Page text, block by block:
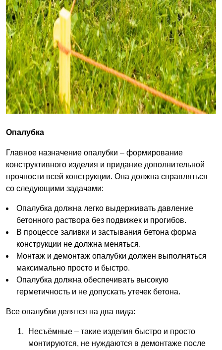
Опалубка
Главное назначение опалубки – формирование
конструктивного изделия и придание дополнительной
прочности всей конструкции. Она должна справляться
со следующими задачами:
Опалубка должна легко выдерживать давление
бетонного раствора без подвижек и прогибов.
В процессе заливки и застывания бетона форма
конструкции не должна меняться.
Монтаж и демонтаж опалубки должен выполняться
максимально просто и быстро.
Опалубка должна обеспечивать высокую
герметичность и не допускать утечек бетона.
Все опалубки делятся на два вида:
Несъёмные – такие изделия быстро и просто
монтируются, не нуждаются в демонтаже после